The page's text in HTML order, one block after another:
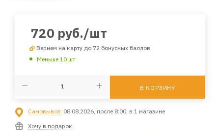
720 руб./шт
Вернем на карту до 72 бонусных баллов
Меньше 10 шт
В КОРЗИНУ
Самовывоз: 08.08.2026, после 8:00, в 1 магазине
Хочу в подарок